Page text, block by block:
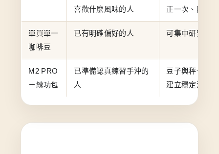
喜歡什麼風味的人
正一次、附沖
單買單一
咖啡豆
已有明確偏好的人 可集中研究同
M2 PRO
＋練功包
已準備認真練習手沖的
人
豆子與秤一起
建立穩定流程